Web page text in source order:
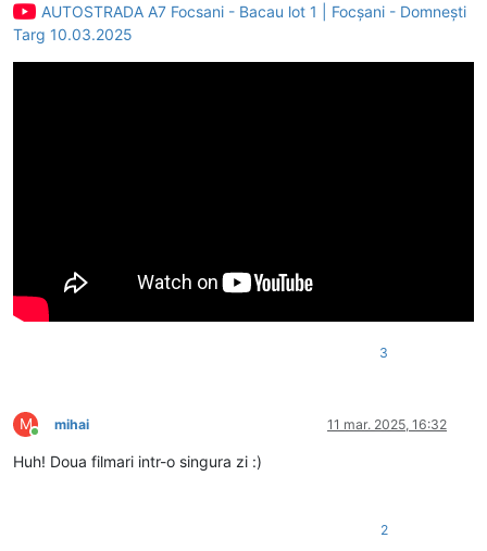
AUTOSTRADA A7 Focsani - Bacau lot 1 | Focșani - Domnești
Targ 10.03.2025
3
M
Conectat
mihai 11 mar. 2025, 16:32
Huh! Doua filmari intr-o singura zi :)
2